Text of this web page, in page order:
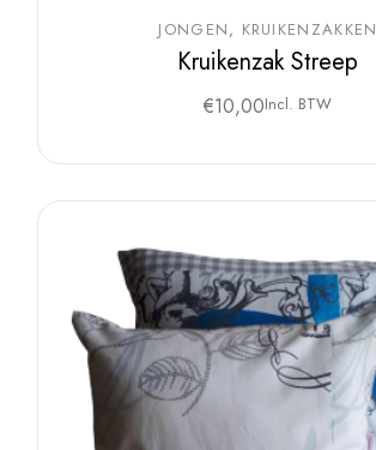
JONGEN KRUIKENZAKKEN
Kruikenzak Streep
€10,00Incl. BTW